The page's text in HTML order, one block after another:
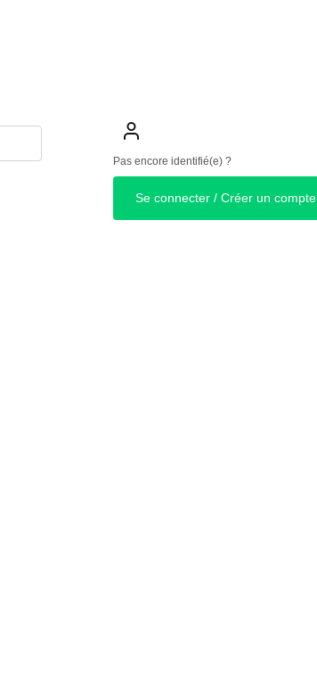
Pas encore identifié(e) ?
Se connecter / Créer un compte